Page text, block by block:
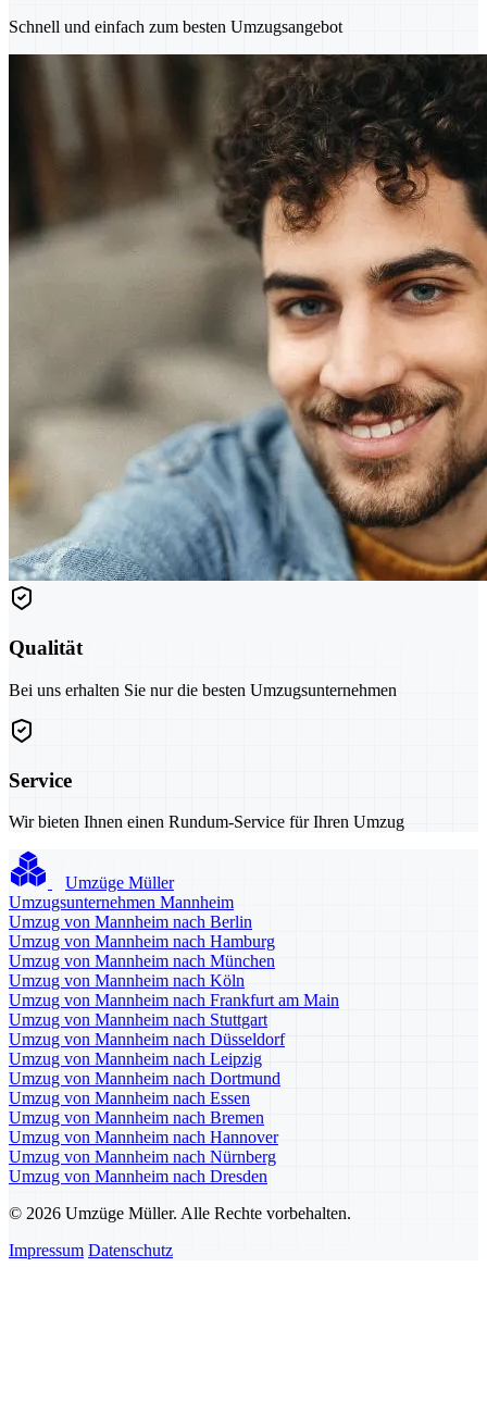
Schnell und einfach zum besten Umzugsangebot
Qualität
Bei uns erhalten Sie nur die besten Umzugsunternehmen
Service
Wir bieten Ihnen einen Rundum-Service für Ihren Umzug
Umzüge Müller
Umzugsunternehmen Mannheim
Umzug von Mannheim nach Berlin
Umzug von Mannheim nach Hamburg
Umzug von Mannheim nach München
Umzug von Mannheim nach Köln
Umzug von Mannheim nach Frankfurt am Main
Umzug von Mannheim nach Stuttgart
Umzug von Mannheim nach Düsseldorf
Umzug von Mannheim nach Leipzig
Umzug von Mannheim nach Dortmund
Umzug von Mannheim nach Essen
Umzug von Mannheim nach Bremen
Umzug von Mannheim nach Hannover
Umzug von Mannheim nach Nürnberg
Umzug von Mannheim nach Dresden
© 2026 Umzüge Müller. Alle Rechte vorbehalten.
Impressum Datenschutz